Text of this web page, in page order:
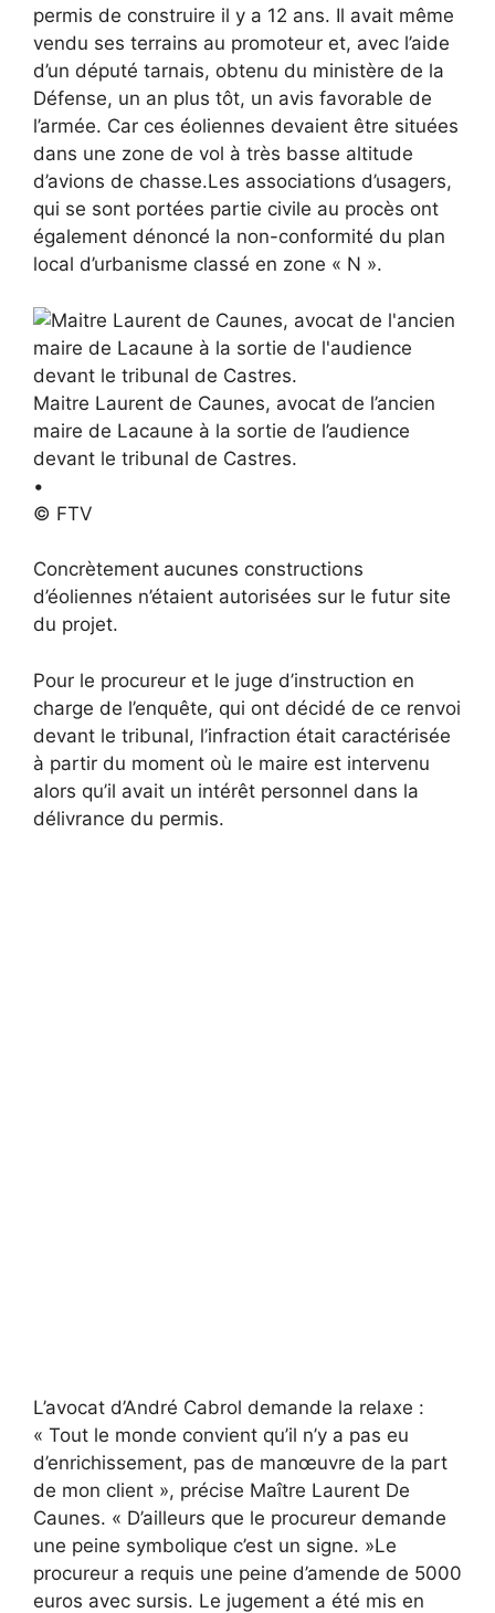
permis de construire il y a 12 ans. Il avait même
vendu ses terrains au promoteur et, avec l’aide
d’un député tarnais, obtenu du ministère de la
Défense, un an plus tôt, un avis favorable de
l’armée. Car ces éoliennes devaient être situées
dans une zone de vol à très basse altitude
d’avions de chasse.Les associations d’usagers,
qui se sont portées partie civile au procès ont
également dénoncé la non-conformité du plan
local d’urbanisme classé en zone « N ».
Maitre Laurent de Caunes, avocat de l’ancien
maire de Lacaune à la sortie de l’audience
devant le tribunal de Castres.
•
© FTV
Concrètement aucunes constructions
d’éoliennes n’étaient autorisées sur le futur site
du projet.
Pour le procureur et le juge d’instruction en
charge de l’enquête, qui ont décidé de ce renvoi
devant le tribunal, l’infraction était caractérisée
à partir du moment où le maire est intervenu
alors qu’il avait un intérêt personnel dans la
délivrance du permis.
L’avocat d’André Cabrol demande la relaxe :
« Tout le monde convient qu’il n’y a pas eu
d’enrichissement, pas de manœuvre de la part
de mon client », précise Maître Laurent De
Caunes. « D’ailleurs que le procureur demande
une peine symbolique c’est un signe. »Le
procureur a requis une peine d’amende de 5000
euros avec sursis. Le jugement a été mis en